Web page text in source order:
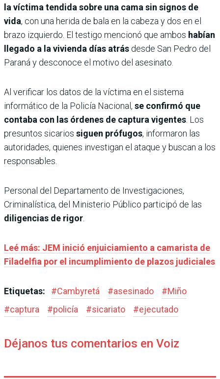
la víctima tendida sobre una cama sin signos de
vida, con una herida de bala en la cabeza y dos en el
brazo izquierdo. El testigo mencionó que ambos habían
llegado a la vivienda días atrás desde San Pedro del
Paraná y desconoce el motivo del asesinato.
Al verificar los datos de la víctima en el sistema
informático de la Policía Nacional, se confirmó que
contaba con las órdenes de captura vigentes . Los
presuntos sicarios siguen prófugos, informaron las
autoridades, quienes investigan el ataque y buscan a los
responsables.
Personal del Departamento de Investigaciones,
Criminalística, del Ministerio Público participó de las
diligencias de rigor
Leé más: JEM inició enjuiciamiento a camarista de
Filadelfia por el incumplimiento de plazos judiciales
Etiquetas: #Cambyretá #asesinado #Miño
#captura #policía #sicariato #ejecutado
Déjanos tus comentarios en Voiz